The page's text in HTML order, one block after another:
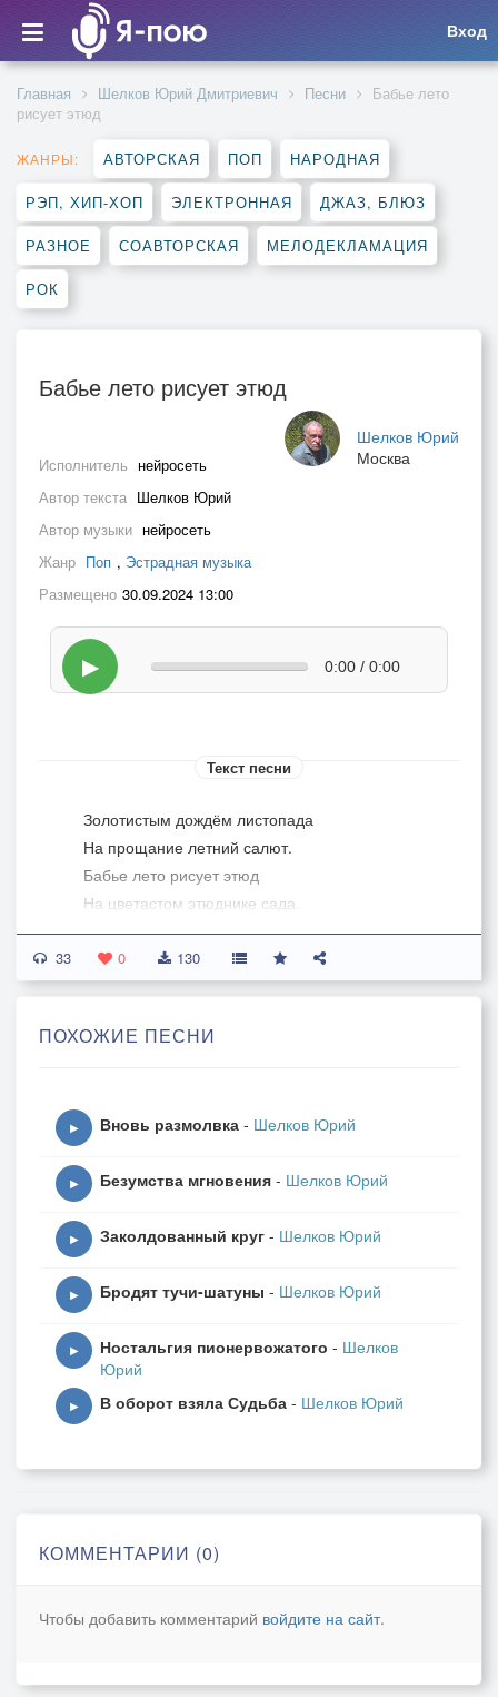
Вход
Главная Шелков Юрий Дмитриевич Песни
Бабье лето
рисует этюд
ЖАНРЫ: АВТОРСКАЯ ПОП НАРОДНАЯ
РЭП, ХИП-ХОП ЭЛЕКТРОННАЯ ДЖАЗ, БЛЮЗ
РАЗНОЕ СОАВТОРСКАЯ МЕЛОДЕКЛАМАЦИЯ
РОК
Бабье лето рисует этюд
Шелков Юрий
Москва
Исполнитель нейросеть
Автор текста Шелков Юрий
Автор музыки нейросеть
Жанр Поп , Эстрадная музыка
Размещено 30.09.2024 13:00
▶ 0:00 / 0:00
Текст песни
Золотистым дождём листопада
На прощание летний салют.
Бабье лето рисует этюд
На цветастом этюднике сада.
Увядания яркие краски
Источают печаль красоты.
И финал увлекательной сказки.
Заметает пожухлой листвой.
Летаргии готовятся сети.
33 0 130
ПОХОЖИЕ ПЕСНИ
▶ Вновь размолвка - Шелков Юрий
▶ Безумства мгновения - Шелков Юрий
▶ Заколдованный круг - Шелков Юрий
▶ Бродят тучи-шатуны - Шелков Юрий
▶ Ностальгия пионервожатого - Шелков
Юрий
▶ В оборот взяла Судьба - Шелков Юрий
КОММЕНТАРИИ (0)
Чтобы добавить комментарий войдите на сайт.